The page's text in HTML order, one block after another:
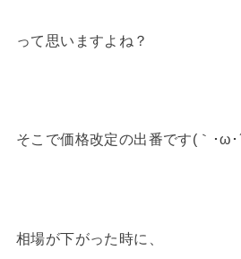
って思いますよね？
そこで価格改定の出番です(｀･ω･
相場が下がった時に、